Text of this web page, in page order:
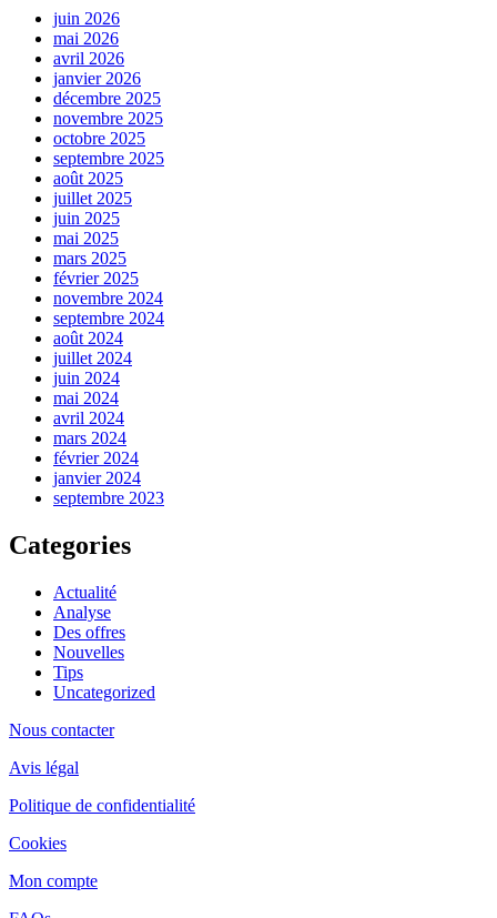
juin 2026
mai 2026
avril 2026
janvier 2026
décembre 2025
novembre 2025
octobre 2025
septembre 2025
août 2025
juillet 2025
juin 2025
mai 2025
mars 2025
février 2025
novembre 2024
septembre 2024
août 2024
juillet 2024
juin 2024
mai 2024
avril 2024
mars 2024
février 2024
janvier 2024
septembre 2023
Categories
Actualité
Analyse
Des offres
Nouvelles
Tips
Uncategorized
Nous contacter
Avis légal
Politique de confidentialité
Cookies
Mon compte